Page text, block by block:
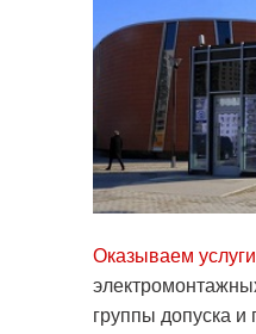
Оказываем
группы допуска